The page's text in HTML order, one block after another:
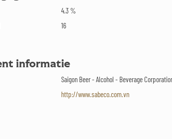
4.3 %
16
informatie
Saigon Beer - Alcohol - Beverage
http://www.sabeco.com.vn